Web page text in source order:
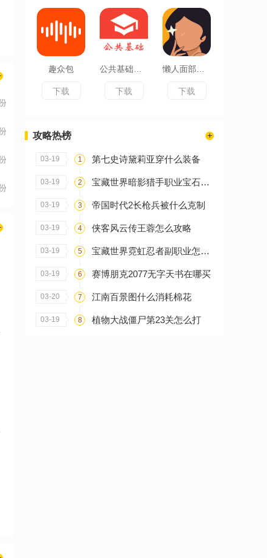
趣众包
下载 下载 下载
攻略热榜
03-19 1 第七史诗黛莉亚穿什么装备
03-19 2 宝藏世界暗影猎手职业宝石怎么搭配
03-19 3 帝国时代2长枪兵被什么克制
03-19 4 侠客风云传王蓉怎么攻略
03-19 5 宝藏世界霓虹忍者副职业怎么选
03-19 6 赛博朋克2077无字天书在哪买
03-20 7 江南百景图什么消耗棉花
03-19 8 植物大战僵尸第23关怎么打